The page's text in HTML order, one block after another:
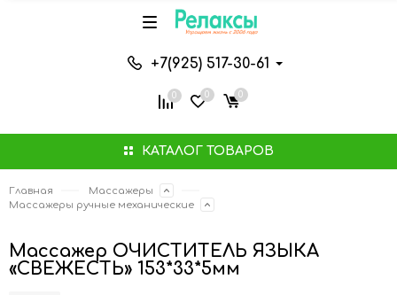
КАТАЛОГ ТОВАРОВ
+7(925) 517-30-61
0 0 0
Главная
Массажеры
Массажеры ручные механические
Массажер ОЧИСТИТЕЛЬ ЯЗЫКА
«СВЕЖЕСТЬ» 153*33*5мм